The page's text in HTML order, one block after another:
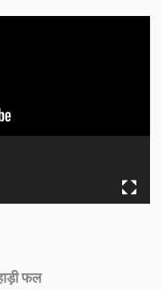
फल